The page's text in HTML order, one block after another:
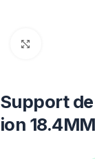
Support
ion 18.4MM